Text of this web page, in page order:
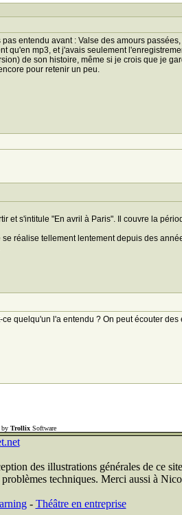
entendu avant : Valse des amours
qu'en mp3, et j'avais seulement
de son histoire, même si je crois que je
pour retenir un peu.
et s'intitule "En avril à Paris". Il couvre la
réalise tellement lentement depuis des
quelqu'un l'a entendu ? On peut écouter des
by Trollix Software
des illustrations générales de ce
techniques. Merci aussi à
- Théâtre en entreprise